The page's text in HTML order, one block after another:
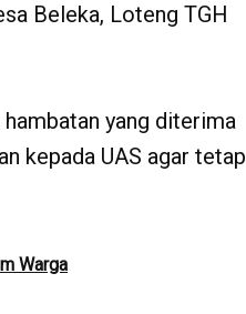
Beleka, Loteng TGH
yang diterima
kepada UAS agar tetap
Warga